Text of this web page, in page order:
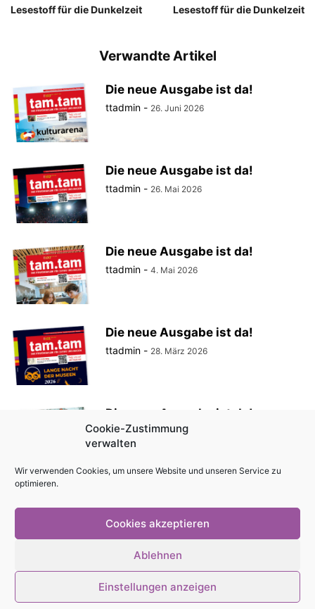
Cookie-Zustimmung
verwalten
Wir verwenden Cookies, um unsere Website und unseren Service zu
optimieren.
Cookies akzeptieren
Ablehnen
Einstellungen anzeigen
Lesestoff für die Dunkelzeit Lesestoff für die Dunkelzeit
Verwandte Artikel
Die neue Ausgabe ist da!
ttadmin - 26. Juni 2026
Die neue Ausgabe ist da!
ttadmin - 26. Mai 2026
Die neue Ausgabe ist da!
ttadmin - 4. Mai 2026
Die neue Ausgabe ist da!
ttadmin - 28. März 2026
Die neue Ausgabe ist da!
ttadmin - 27. Februar 2026
© Stadtmagazin tam.tam 2026